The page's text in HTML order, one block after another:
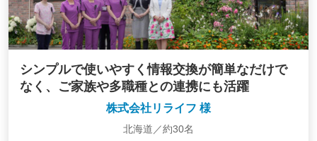
シンプルで使いやすく情報交換が簡単なだけで
なく、ご家族や多職種との連携にも活躍
株式会社リライフ 様
北海道／約30名